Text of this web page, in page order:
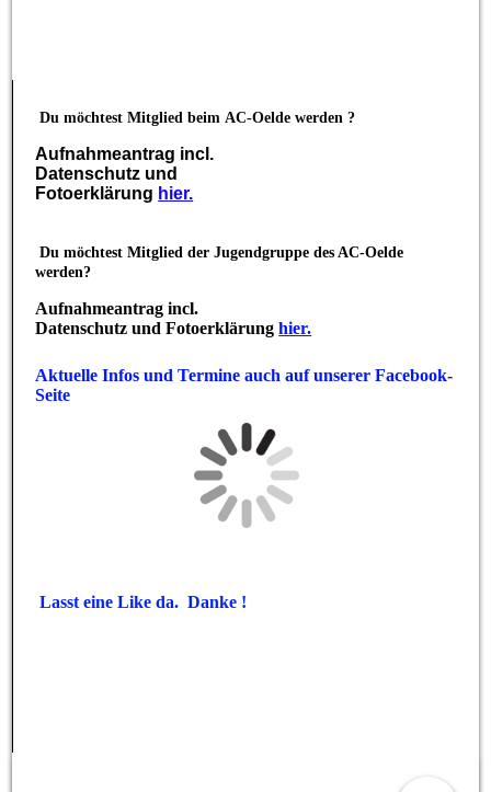
Du möchtest Mitglied beimAC-Oelde werden ?
Aufnahmeantrag incl.
Datenschutz und
Fotoerklärung hier.
Du möchtest Mitglied der Jugendgruppe des AC-Oelde
werden?
Aufnahmeantrag incl.
Datenschutz und Fotoerklärunghier.
Aktuelle Infos und Termine auch auf unserer Facebook-
Seite
Lasst eine Like da. Danke !